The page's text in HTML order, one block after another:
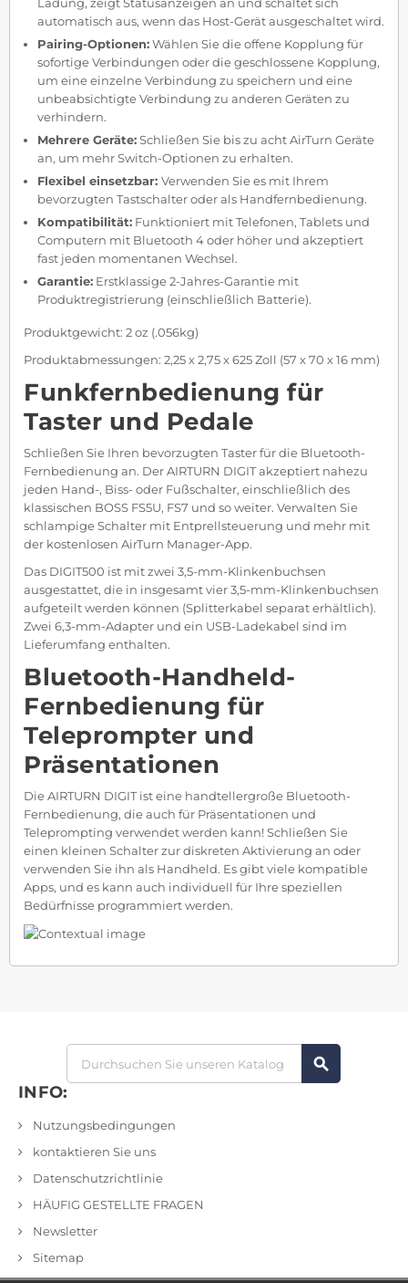
automatisch aus, wenn das Host-Gerät ausgeschaltet wird.
Pairing-Optionen:Wählen Sie die offene Kopplung für
sofortige Verbindungen oder die geschlossene Kopplung,
um eine einzelne Verbindung zu speichern und eine
unbeabsichtigte Verbindung zu anderen Geräten zu
verhindern.
Mehrere Geräte:Schließen Sie bis zu acht AirTurn Geräte
an, um mehr Switch-Optionen zu erhalten.
Flexibel einsetzbar: Verwenden Sie es mit Ihrem
bevorzugten Tastschalter oder als Handfernbedienung.
Kompatibilität: Funktioniert mit Telefonen, Tablets und
Computern mit Bluetooth 4 oder höher und akzeptiert
fast jeden momentanen Wechsel.
Garantie: Erstklassige 2-Jahres-Garantie mit
Produktregistrierung (einschließlich Batterie).
Produktgewicht: 2 oz (.056kg)
Produktabmessungen: 2,25 x 2,75 x 625 Zoll (57 x 70 x 16 mm)
Funkfernbedienung für
Taster und Pedale
Schließen Sie Ihren bevorzugten Taster für die Bluetooth-
Fernbedienung an. Der AIRTURN DIGIT akzeptiert nahezu
jeden Hand-, Biss- oder Fußschalter, einschließlich des
klassischen BOSS FS5U, FS7 und so weiter. Verwalten Sie
schlampige Schalter mit Entprellsteuerung und mehr mit
der kostenlosen AirTurn Manager-App.
Das DIGIT500 ist mit zwei 3,5-mm-Klinkenbuchsen
ausgestattet, die in insgesamt vier 3,5-mm-Klinkenbuchsen
aufgeteilt werden können (Splitterkabel separat erhältlich).
Zwei 6,3-mm-Adapter und ein USB-Ladekabel sind im
Lieferumfang enthalten.
Bluetooth-Handheld-
Fernbedienung für
Teleprompter und
Präsentationen
Die AIRTURN DIGIT ist eine handtellergroße Bluetooth-
Fernbedienung, die auch für Präsentationen und
Teleprompting verwendet werden kann! Schließen Sie
einen kleinen Schalter zur diskreten Aktivierung an oder
verwenden Sie ihn als Handheld. Es gibt viele kompatible
Apps, und es kann auch individuell für Ihre speziellen
Bedürfnisse programmiert werden.
search
INFO:
Nutzungsbedingungen
kontaktieren Sie uns
Datenschutzrichtlinie
HÄUFIG GESTELLTE FRAGEN
Newsletter
Sitemap